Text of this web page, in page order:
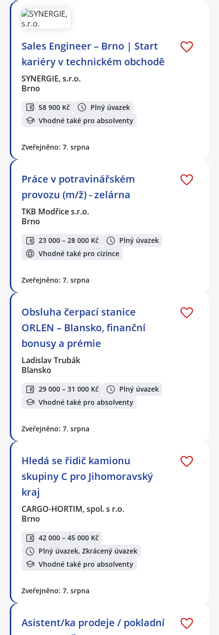
Sales Engineer – Brno | Start
kariéry v technickém obchodě
SYNERGIE, s.r.o.
Brno
58 900 Kč
Plný úvazek
Vhodné také pro absolventy
Zveřejněno: 7. srpna
Práce v potravinářském
provozu (m/ž) - zelárna
TKB Modřice s.r.o.
Brno
23 000 – 28 000 Kč
Plný úvazek
Vhodné také pro cizince
Zveřejněno: 7. srpna
Obsluha čerpací stanice
ORLEN – Blansko, finanční
bonusy a prémie
Ladislav Trubák
Blansko
29 000 – 31 000 Kč
Plný úvazek
Vhodné také pro absolventy
Zveřejněno: 7. srpna
Hledá se řidič kamionu
skupiny C pro Jihomoravský
kraj
CARGO-HORTIM, spol. s r.o.
Brno
42 000 – 45 000 Kč
Plný úvazek, Zkrácený úvazek
Vhodné také pro absolventy
Zveřejněno: 7. srpna
Asistent/ka prodeje / pokladní